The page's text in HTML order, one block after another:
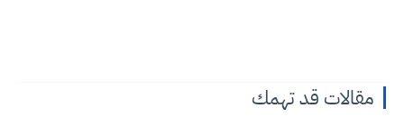
مقالات قد تهمك